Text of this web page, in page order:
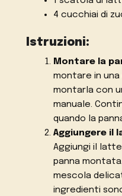
4 cucchiai di
Istruzioni:
Montare la
montare in
montarla con
manuale.
quando la
Aggiungere il
Aggiungi il
panna
mescola
ingredienti